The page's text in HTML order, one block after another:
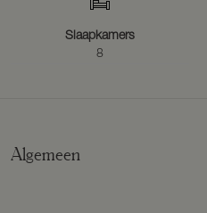
Slaapkamers
8
Algemeen